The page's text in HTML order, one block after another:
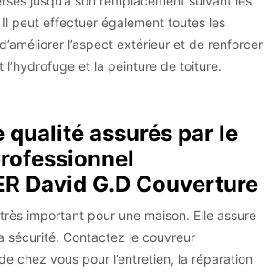
peut effectuer également toutes les
l’aspect extérieur et de renforcer
l’hydrofuge et la peinture de toiture.
qualité assurés par le
David G.D Couverture
important pour une maison. Elle assure
sécurité. Contactez le couvreur
chez vous pour l’entretien, la réparation